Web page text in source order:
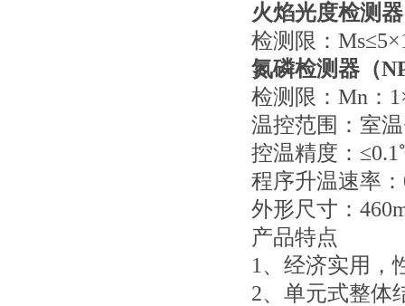
火焰光度检测
检测限：
氮磷检测器（
检测限：Mn：
温控范围：室
控温精度：
程序升温速率
外形尺寸：
产品特点
1、经济实用，
2、单元式整体